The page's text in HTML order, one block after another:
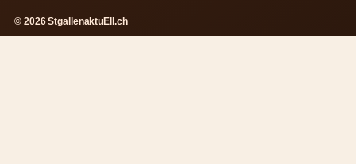
© 2026 StgallenaktuEll.ch